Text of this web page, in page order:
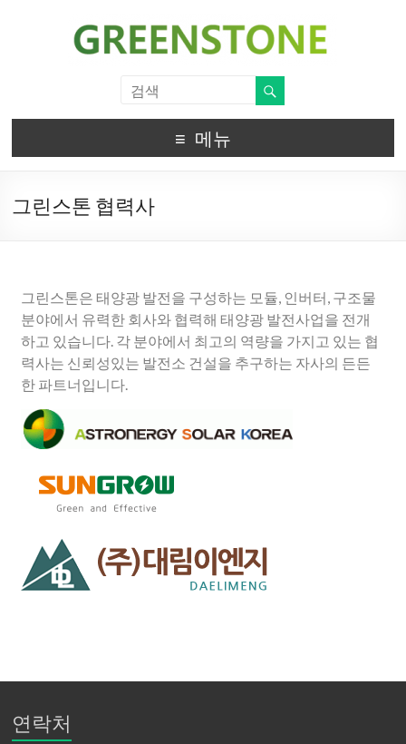
메뉴
그린스톤 협력사
그린스톤은 태양광 발전을 구성하는 모듈, 인버터, 구조물
분야에서 유력한 회사와 협력해 태양광 발전사업을 전개
하고 있습니다. 각 분야에서 최고의 역량을 가지고 있는 협
력사는 신뢰성있는 발전소 건설을 추구하는 자사의 든든
한 파트너입니다.
연락처